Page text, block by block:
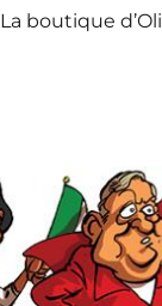
La boutique d’Oli